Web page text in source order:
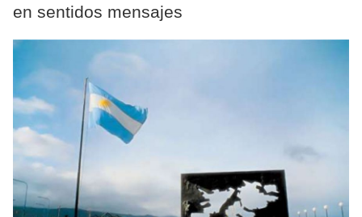
en sentidos mensajes